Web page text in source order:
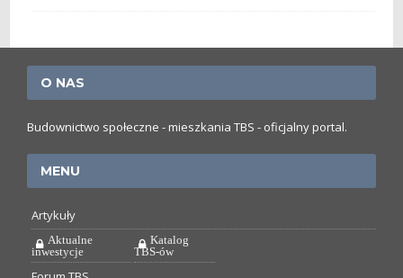
O NAS
Budownictwo społeczne - mieszkania TBS - oficjalny portal.
MENU
Artykuły
Aktualne
inwestycje
Katalog
TBS-ów